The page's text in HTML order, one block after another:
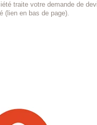
traite votre demande de
(lien en bas de page).